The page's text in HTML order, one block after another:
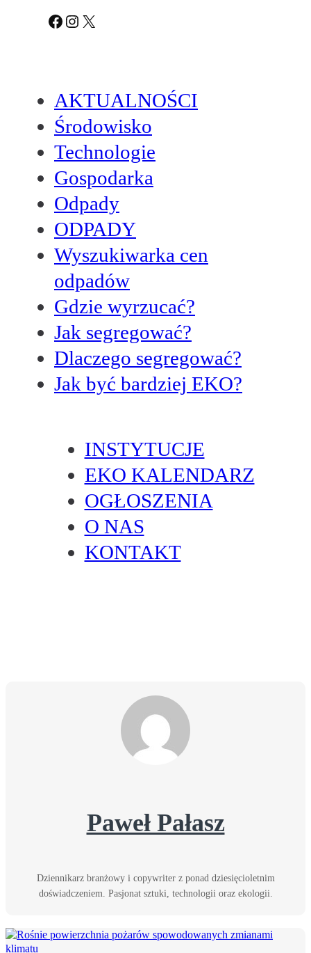
Facebook Instagram X
AKTUALNOŚCI
Środowisko
Technologie
Gospodarka
Odpady
ODPADY
Wyszukiwarka cen
odpadów
Gdzie wyrzucać?
Jak segregować?
Dlaczego segregować?
Jak być bardziej EKO?
INSTYTUCJE
EKO KALENDARZ
OGŁOSZENIA
O NAS
KONTAKT
Paweł Pałasz
Dziennikarz branżowy i copywriter z ponad dziesięcioletnim
doświadczeniem. Pasjonat sztuki, technologii oraz ekologii.